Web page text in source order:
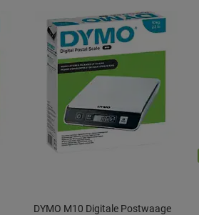
DYMO M10 Digitale Postwaage